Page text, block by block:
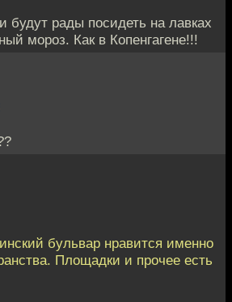
будут рады посидеть на лавках
мороз. Как в Копенгагене!!!
бульвар нравится именно
Площадки и прочее есть